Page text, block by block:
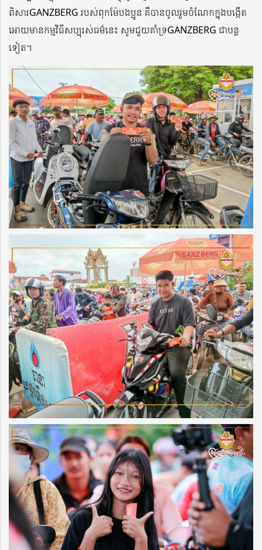
ពិសារGANZBERG របស់ពុកម៉ែបងប្អូន គឺបានចូលរួមចំណែកក្នុងបង្កើត
អោយមានកម្មវិធីសប្បុរស់ធម៌នេះ សូមជួយគាំទ្រGANZBERG ជាបន្ត
ទៀត។